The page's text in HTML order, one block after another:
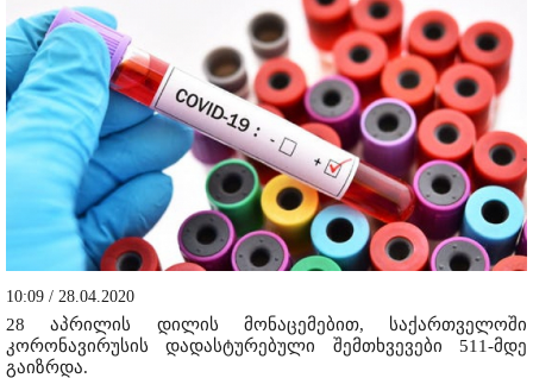
10:09 / 28.04.2020
28 აპრილის დილის მონაცემებით, საქართველოში
კორონავირუსის დადასტურებული შემთხვევები 511-მდე
გაიზრდა.